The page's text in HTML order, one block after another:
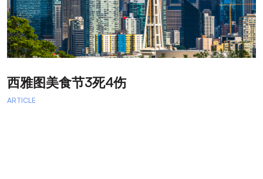
西雅图美食节3死4伤
ARTICLE